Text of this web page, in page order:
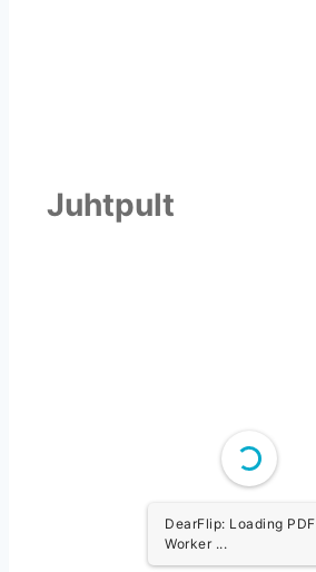
Juhtpult
DearFlip: Loading PDF
Worker ...